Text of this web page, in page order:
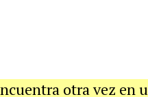
otra vez en